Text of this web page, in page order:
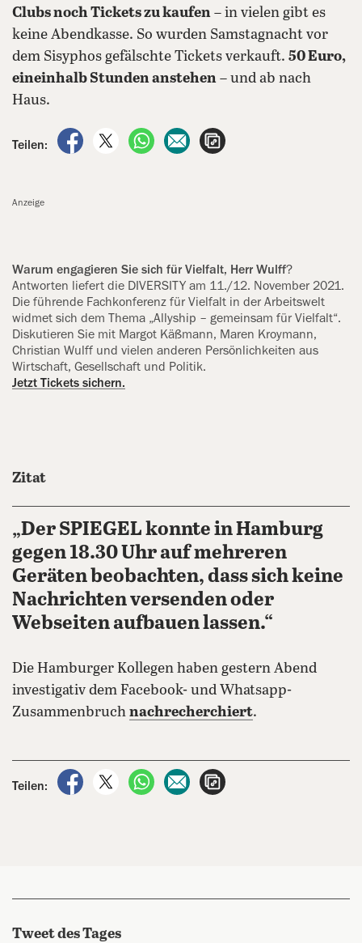
Clubs noch Tickets zu kaufen – in vielen gibt es
keine Abendkasse. So wurden Samstagnacht vor
dem Sisyphos gefälschte Tickets verkauft. 50 Euro,
eineinhalb Stunden anstehen – und ab nach
Haus.
Teilen:
auf Facebook teilen
auf X teilenper WhatsApp teilen
per E-Mail teilen
Anzeige
Warum engagieren Sie sich für Vielfalt, Herr Wulff?
Antworten liefert die DIVERSITY am 11./12. November 2021.
Die führende Fachkonferenz für Vielfalt in der Arbeitswelt
widmet sich dem Thema „Allyship – gemeinsam für Vielfalt“.
Diskutieren Sie mit Margot Käßmann, Maren Kroymann,
Christian Wulff und vielen anderen Persönlichkeiten aus
Wirtschaft, Gesellschaft und Politik.
Jetzt Tickets sichern.
Zitat
„Der SPIEGEL konnte in Hamburg
gegen 18.30 Uhr auf mehreren
Geräten beobachten, dass sich keine
Nachrichten versenden oder
Webseiten aufbauen lassen.“
Die Hamburger Kollegen haben gestern Abend
investigativ dem Facebook- und Whatsapp-
Zusammenbruch nachrecherchiert.
Teilen:
auf Facebook teilen
auf X teilenper WhatsApp teilen
per E-Mail teilen
Tweet des Tages